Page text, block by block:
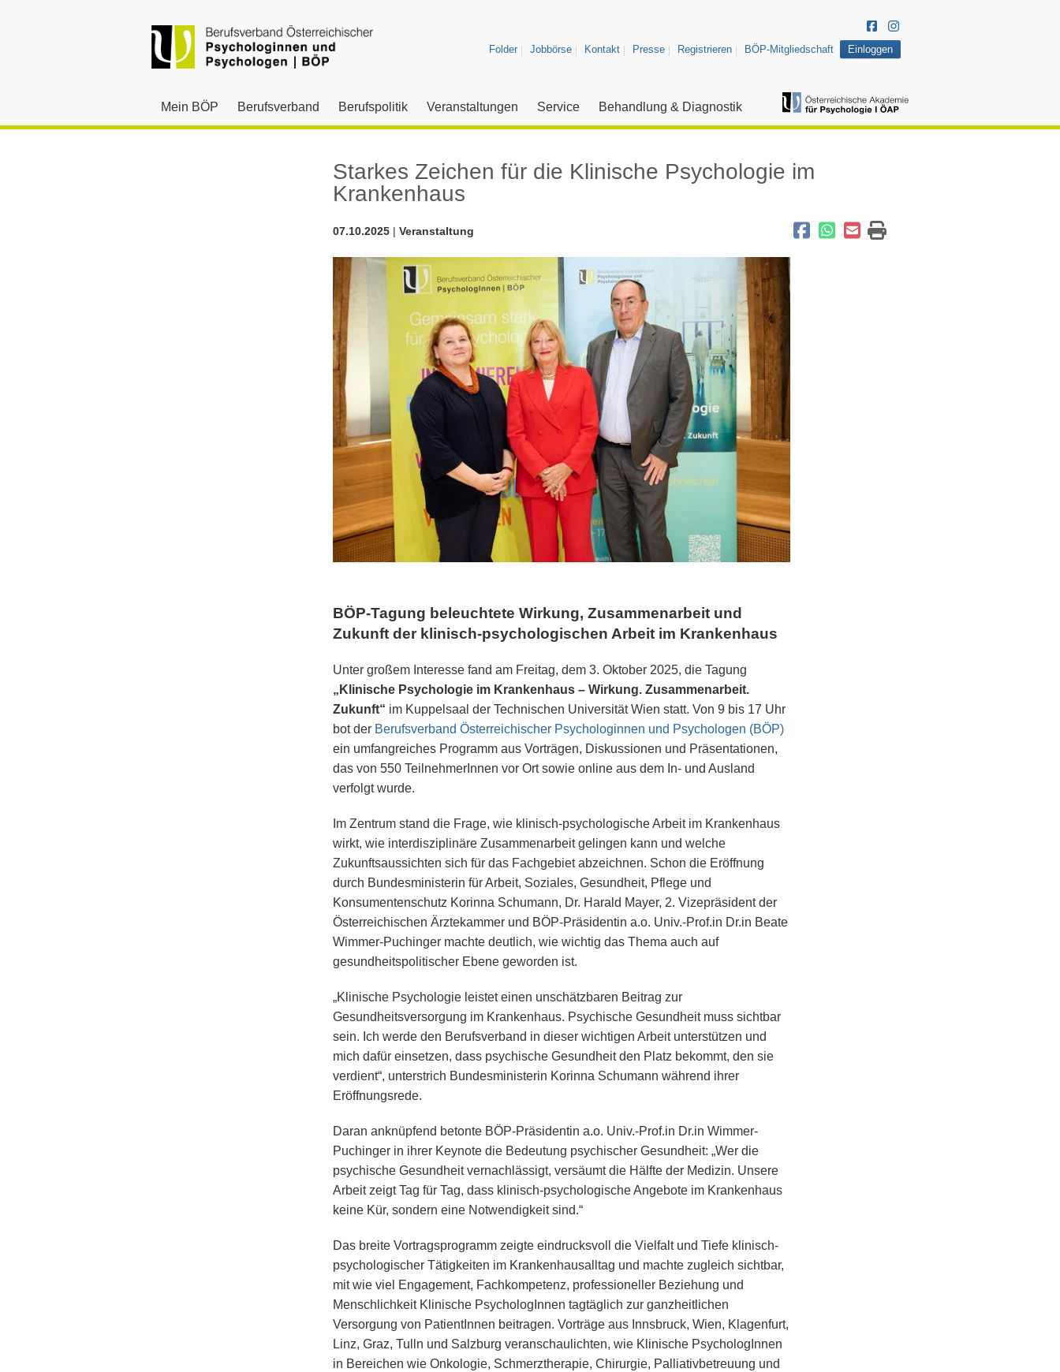
Folder Jobbörse Kontakt Presse Registrieren BÖP-Mitgliedschaft Einloggen
Mein BÖP Berufsverband Berufspolitik Veranstaltungen Service Behandlung & Diagnostik
Starkes Zeichen für die Klinische Psychologie im
Krankenhaus
07.10.2025 | Veranstaltung
BÖP-Tagung beleuchtete Wirkung, Zusammenarbeit und
Zukunft der klinisch-psychologischen Arbeit im Krankenhaus
Unter großem Interesse fand am Freitag, dem 3. Oktober 2025, die Tagung
„Klinische Psychologie im Krankenhaus – Wirkung. Zusammenarbeit.
Zukunft“ im Kuppelsaal der Technischen Universität Wien statt. Von 9 bis 17 Uhr
bot der Berufsverband Österreichischer Psychologinnen und Psychologen (BÖP)
ein umfangreiches Programm aus Vorträgen, Diskussionen und Präsentationen,
das von 550 TeilnehmerInnen vor Ort sowie online aus dem In- und Ausland
verfolgt wurde.
Im Zentrum stand die Frage, wie klinisch-psychologische Arbeit im Krankenhaus
wirkt, wie interdisziplinäre Zusammenarbeit gelingen kann und welche
Zukunftsaussichten sich für das Fachgebiet abzeichnen. Schon die Eröffnung
durch Bundesministerin für Arbeit, Soziales, Gesundheit, Pflege und
Konsumentenschutz Korinna Schumann, Dr. Harald Mayer, 2. Vizepräsident der
Österreichischen Ärztekammer und BÖP-Präsidentin a.o. Univ.-Prof.in Dr.in Beate
Wimmer-Puchinger machte deutlich, wie wichtig das Thema auch auf
gesundheitspolitischer Ebene geworden ist.
„Klinische Psychologie leistet einen unschätzbaren Beitrag zur
Gesundheitsversorgung im Krankenhaus. Psychische Gesundheit muss sichtbar
sein. Ich werde den Berufsverband in dieser wichtigen Arbeit unterstützen und
mich dafür einsetzen, dass psychische Gesundheit den Platz bekommt, den sie
verdient“, unterstrich Bundesministerin Korinna Schumann während ihrer
Eröffnungsrede.
Daran anknüpfend betonte BÖP-Präsidentin a.o. Univ.-Prof.in Dr.in Wimmer-
Puchinger in ihrer Keynote die Bedeutung psychischer Gesundheit: „Wer die
psychische Gesundheit vernachlässigt, versäumt die Hälfte der Medizin. Unsere
Arbeit zeigt Tag für Tag, dass klinisch-psychologische Angebote im Krankenhaus
keine Kür, sondern eine Notwendigkeit sind.“
Das breite Vortragsprogramm zeigte eindrucksvoll die Vielfalt und Tiefe klinisch-
psychologischer Tätigkeiten im Krankenhausalltag und machte zugleich sichtbar,
mit wie viel Engagement, Fachkompetenz, professioneller Beziehung und
Menschlichkeit Klinische PsychologInnen tagtäglich zur ganzheitlichen
Versorgung von PatientInnen beitragen. Vorträge aus Innsbruck, Wien, Klagenfurt,
Linz, Graz, Tulln und Salzburg veranschaulichten, wie Klinische PsychologInnen
in Bereichen wie Onkologie, Schmerztherapie, Chirurgie, Palliativbetreuung und